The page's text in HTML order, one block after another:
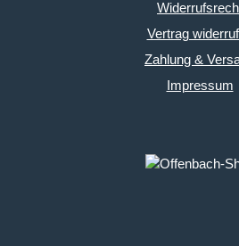
Vertrag
Zahlung &
Impressum